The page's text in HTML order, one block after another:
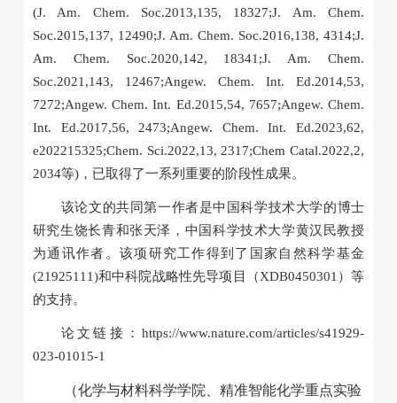
(J. Am. Chem. Soc.2013,135, 18327;J. Am. Chem.
Soc.2015,137, 12490;J. Am. Chem. Soc.2016,138, 4314;J.
Am. Chem. Soc.2020,142, 18341;J. Am. Chem.
Soc.2021,143, 12467;Angew. Chem. Int. Ed.2014,53,
7272;Angew. Chem. Int. Ed.2015,54, 7657;Angew. Chem.
Int. Ed.2017,56, 2473;Angew. Chem. Int. Ed.2023,62,
e202215325;Chem. Sci.2022,13, 2317;Chem Catal.2022,2,
2034等)，已取得了一系列重要的阶段性成果。
该论文的共同第一作者是中国科学技术大学的博士
研究生饶长青和张天泽，中国科学技术大学黄汉民教授
为通讯作者。该项研究工作得到了国家自然科学基金
(21925111)和中科院战略性先导项目（XDB0450301）等
的支持。
论文链接：https://www.nature.com/articles/s41929-
023-01015-1
（化学与材料科学学院、精准智能化学重点实验